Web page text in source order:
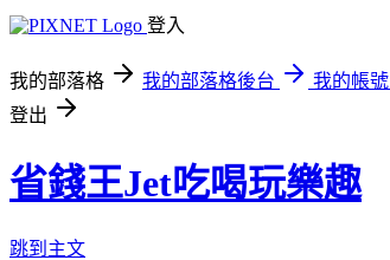
登入
我的部落格 我的部落格後台
我的帳號
登出
省錢王Jet吃喝玩樂趣
跳到主文